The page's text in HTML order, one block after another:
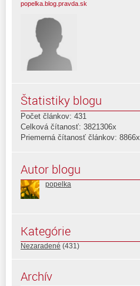
popelka.blog.pravda.sk
Štatistiky blogu
Počet článkov: 431
Celková čítanosť: 3821306x
Priemerná čítanosť článkov: 8866x
Autor blogu
popelka
Kategórie
Nezaradené (431)
Archív